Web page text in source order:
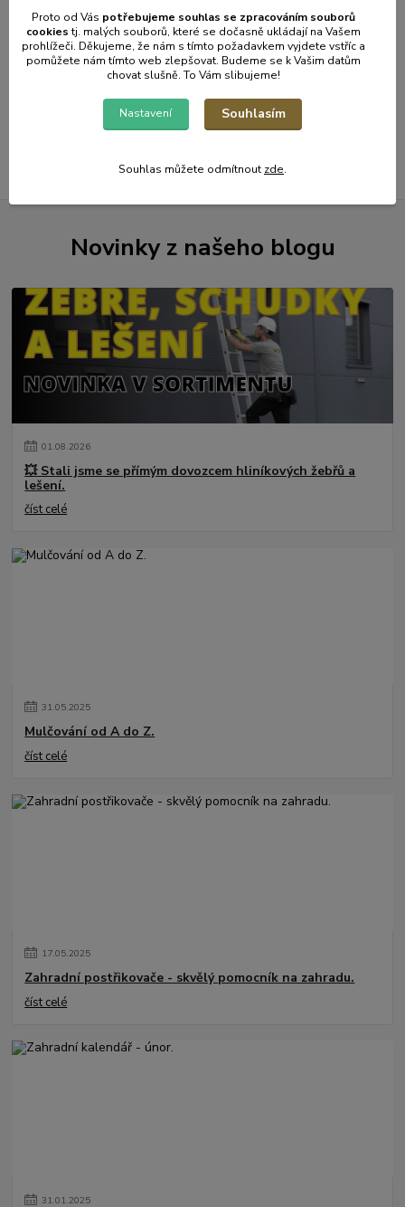
DPH
Detail
strana z 1
Novinky z našeho blogu
01.08.2026
💥 Stali jsme se přímým dovozcem hliníkových žebřů a
lešení.
číst celé
31.05.2025
Mulčování od A do Z.
číst celé
17.05.2025
Zahradní postřikovače - skvělý pomocník na zahradu.
číst celé
31.01.2025
Proto od Vás potřebujeme souhlas se zpracováním souborů
cookiestj. malých souborů, které se dočasně ukládají na Vašem
prohlížeči. Děkujeme, že nám s tímto požadavkem vyjdete vstříc a
pomůžete nám tímto web zlepšovat. Budeme se k Vašim datům
chovat slušně. To Vám slibujeme!
Nastavení Souhlasím
Souhlas můžete odmítnout zde.